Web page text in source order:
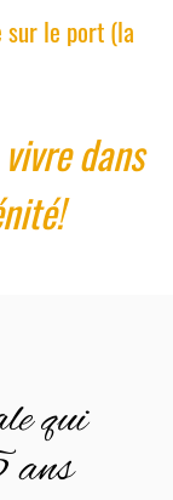
sur le port(la
dans
qui
ans